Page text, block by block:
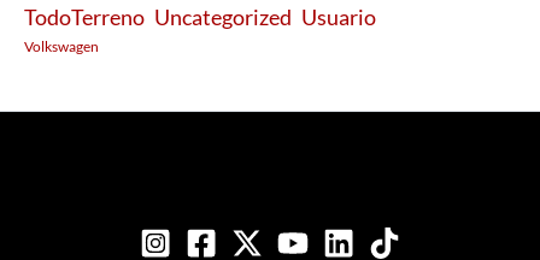
TodoTerreno Uncategorized Usuario
Volkswagen